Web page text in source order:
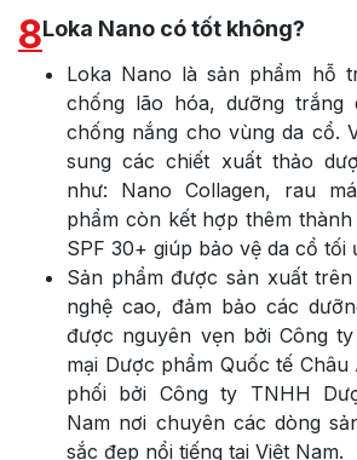
8Loka Nano có tốt không?
Loka Nano là sản phẩm hỗ
chống lão hóa, dưỡng trắng
chống nắng cho vùng da cổ.
sung các chiết xuất thảo
như: Nano Collagen, rau
phẩm còn kết hợp thêm
SPF 30+ giúp bảo vệ da cổ tối
Sản phẩm được sản xuất
nghệ cao, đảm bảo các
được nguyên vẹn bởi Công
mại Dược phẩm Quốc tế
phối bởi Công ty TNHH
Nam nơi chuyên các dòng
sắc đẹp nổi tiếng tại Việt Nam.